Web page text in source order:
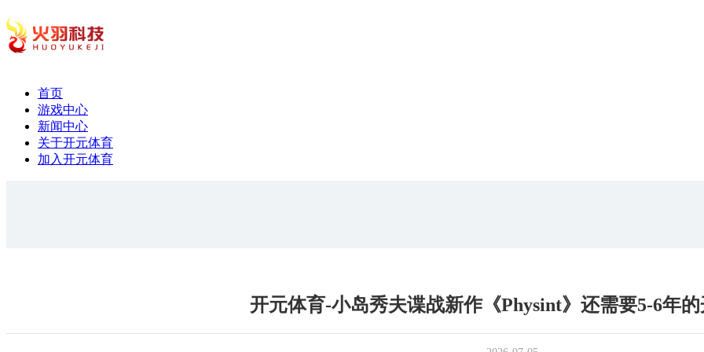
首页
游戏中心
新闻中心
关于开元体育
加入开元体育
开元体育-小岛秀夫谍战新作《Physint》还需要5-6年的